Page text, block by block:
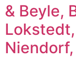
& Beyle,